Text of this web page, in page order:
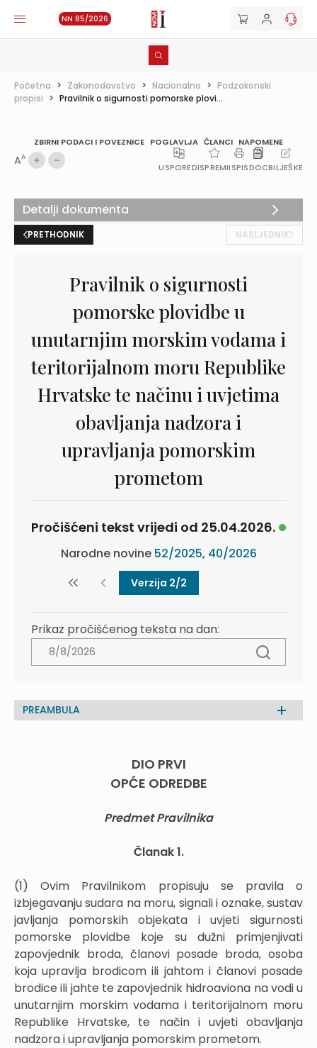
NN 85/2026
Početna > Zakonodavstvo > Nacionalno > Podzakonski
propisi > Pravilnik o sigurnosti pomorske plovi...
ZBIRNI PODACI I POVEZNICE POGLAVLJA ČLANCI NAPOMENE
AA
USPOREDISPREMIISPISDOCBILJEŠKE
PRETHODNIK NASLJEDNIK
Pravilnik o sigurnosti
pomorske plovidbe u
unutarnjim morskim vodama i
teritorijalnom moru Republike
Hrvatske te načinu i uvjetima
obavljanja nadzora i
upravljanja pomorskim
prometom
Pročišćeni tekst vrijedi od 25.04.2026.
Narodne novine 52/2025, 40/2026
Verzija 2/2
Prikaz pročišćenog teksta na dan:
PREAMBULA
DIO PRVI
OPĆE ODREDBE
Predmet Pravilnika
Članak 1.
(1) Ovim Pravilnikom propisuju se pravila o
izbjegavanju sudara na moru, signali i oznake, sustav
javljanja pomorskih objekata i uvjeti sigurnosti
pomorske plovidbe koje su dužni primjenjivati
zapovjednik broda, članovi posade broda, osoba
koja upravlja brodicom ili jahtom i članovi posade
brodice ili jahte te zapovjednik hidroaviona na vodi u
unutarnjim morskim vodama i teritorijalnom moru
Republike Hrvatske, te način i uvjeti obavljanja
nadzora i upravljanja pomorskim prometom.
Detalji dokumenta